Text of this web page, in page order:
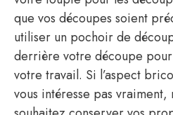
que vos découpes soient
utiliser un pochoir de
derrière votre découpe
votre travail. Si l’aspect
vous intéresse pas vraiment,